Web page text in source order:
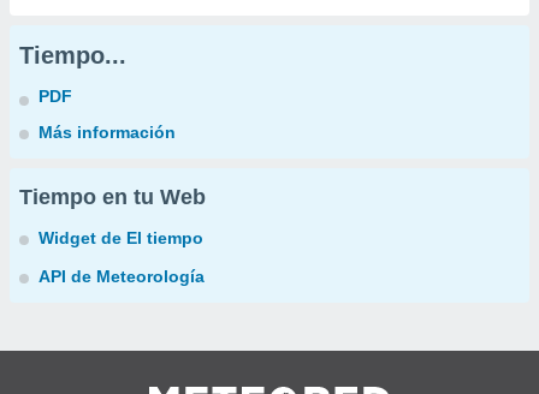
Tiempo...
PDF
Más información
Tiempo en tu Web
Widget de El tiempo
API de Meteorología